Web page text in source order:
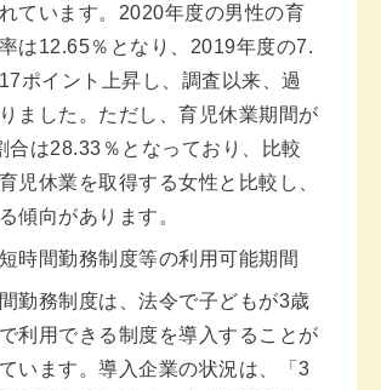
ています。2020年度の男性の育
は12.65％となり、2019年度の7.
ポイント上昇し、調査以来、過
ました。ただし、育児休業期間が
合は28.33％となっており、比較
児休業を取得する女性と比較し、
傾向があります。
時間勤務制度等の利用可能期間
勤務制度は、法令で子どもが3歳
利用できる制度を導入することが
います。導入企業の状況は、「3